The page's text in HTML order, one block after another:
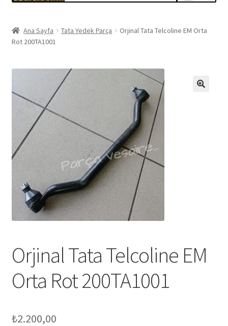
Ana Sayfa Tata Yedek Parça
Orjinal Tata Telcoline EM Orta
Rot 200TA1001
Orjinal Tata Telcoline EM
Orta Rot 200TA1001
₺2.200,00